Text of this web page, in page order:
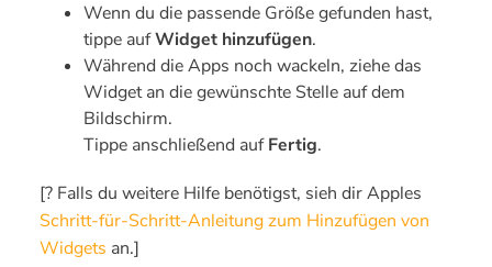
Wenn du die passende Größe gefunden hast,
tippe aufWidget hinzufügen.
Während die Apps noch wackeln, ziehe das
Widget an die gewünschte Stelle auf dem
Bildschirm.
Tippe anschließend aufFertig.
[? Falls du weitere Hilfe benötigst, sieh dir Apples
Schritt-für-Schritt-Anleitung zum Hinzufügen von
Widgets an.]